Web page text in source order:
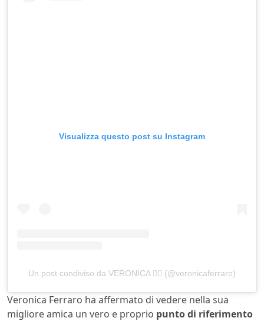
Visualizza questo post su Instagram
Un post condiviso da VERONICA ❤️‍🔥 (@veronicaferraro)
Veronica Ferraro ha affermato di vedere nella sua
migliore amica un vero e proprio punto di riferimento